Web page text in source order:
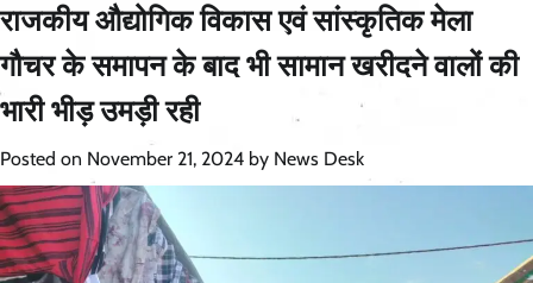
राजकीय औद्योगिक विकास एवं सांस्कृतिक मेला
गौचर के समापन के बाद भी सामान खरीदने वालों की
भारी भीड़ उमड़ी रही
Posted on November 21, 2024 by News Desk